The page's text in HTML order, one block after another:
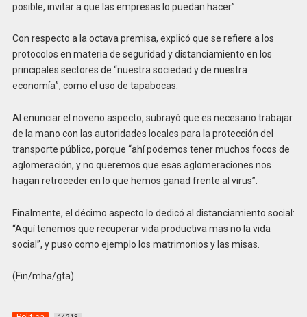
posible, invitar a que las empresas lo puedan hacer”.
Con respecto a la octava premisa, explicó que se refiere a los
protocolos en materia de seguridad y distanciamiento en los
principales sectores de “nuestra sociedad y de nuestra
economía”, como el uso de tapabocas.
Al enunciar el noveno aspecto, subrayó que es necesario trabajar
de la mano con las autoridades locales para la protección del
transporte público, porque “ahí podemos tener muchos focos de
aglomeración, y no queremos que esas aglomeraciones nos
hagan retroceder en lo que hemos ganad frente al virus”.
Finalmente, el décimo aspecto lo dedicó al distanciamiento social:
“Aquí tenemos que recuperar vida productiva mas no la vida
social”, y puso como ejemplo los matrimonios y las misas.
(Fin/mha/gta)